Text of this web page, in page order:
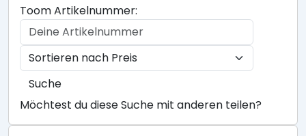
Toom Artikelnummer:
Suche
Möchtest du diese Suche mit anderen teilen?